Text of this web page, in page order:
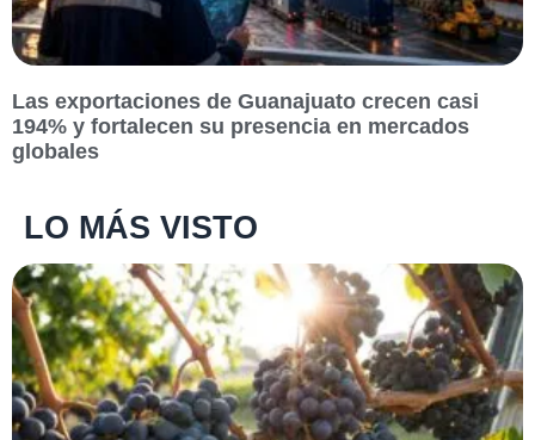
Las exportaciones de Guanajuato crecen casi
194% y fortalecen su presencia en mercados
globales
LO MÁS VISTO